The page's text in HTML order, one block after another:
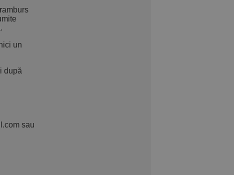
un
după
sau